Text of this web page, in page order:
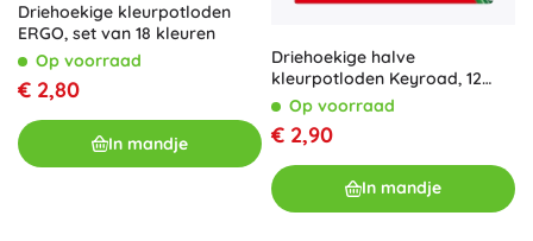
Driehoekige kleurpotloden
ERGO, set van 18 kleuren
Op voorraad
€ 2,80
In mandje
Driehoekige halve
kleurpotloden Keyroad, 12
kleuren
Op voorraad
€ 2,90
In mandje